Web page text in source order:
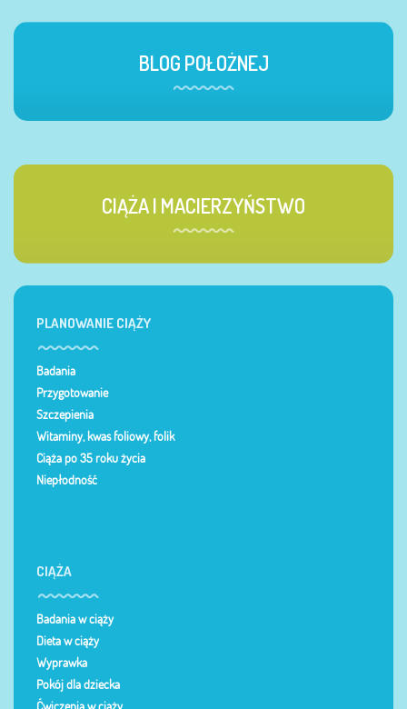
BLOG POŁOŻNEJ
CIĄŻA I MACIERZYŃSTWO
PLANOWANIE CIĄŻY
Badania
Przygotowanie
Szczepienia
Witaminy, kwas foliowy, folik
Ciąża po 35 roku życia
Niepłodność
CIĄŻA
Badania w ciąży
Dieta w ciąży
Wyprawka
Pokój dla dziecka